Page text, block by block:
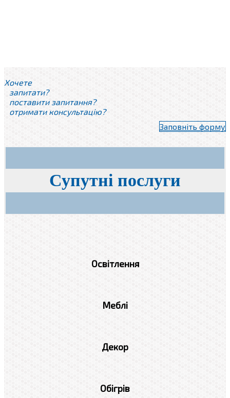
Хочете
запитати?
поставити запитання?
отримати консультацію?
Заповніть форму
Супутні послуги
Освітлення
Меблі
Декор
Обігрів